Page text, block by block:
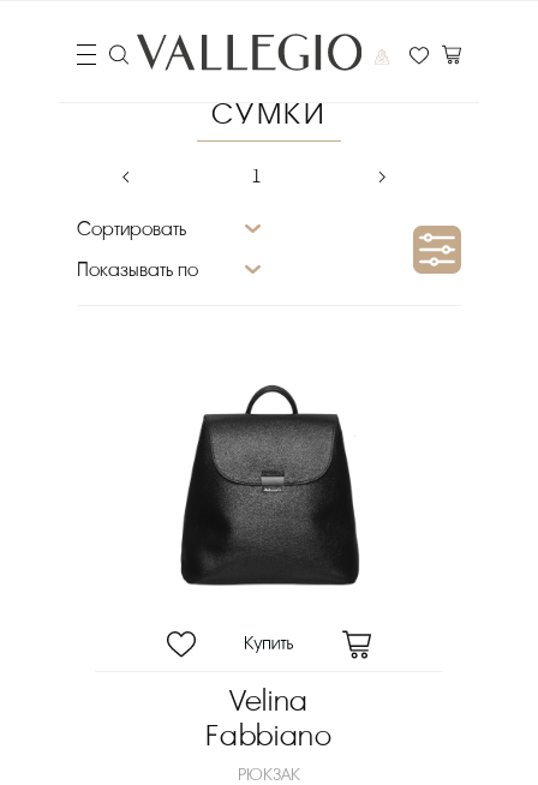
СУМКИ
‹ 1 ›
Сортировать
Показывать по
Выберите порядок сортировки
Очистить фильтры
Velina
Fabbiano
РЮКЗАК